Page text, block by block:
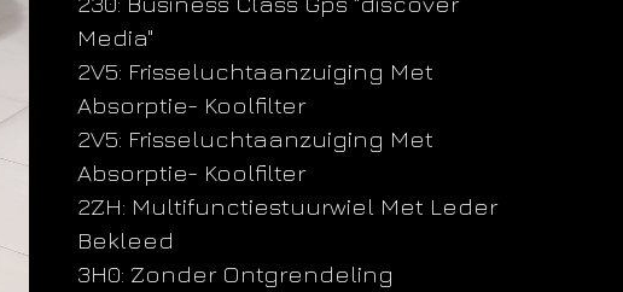
Media"
2V5: Frisseluchtaanzuiging Met
Absorptie- Koolfilter
2V5: Frisseluchtaanzuiging Met
Absorptie- Koolfilter
2ZH: Multifunctiestuurwiel Met Leder
Bekleed
3H0: Zonder Ontgrendeling